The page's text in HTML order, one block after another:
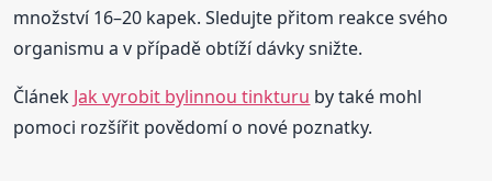
množství 16–20 kapek. Sledujte přitom reakce svého
organismu a v případě obtíží dávky snižte.
Článek Jak vyrobit bylinnou tinkturu by také mohl
pomoci rozšířit povědomí o nové poznatky.